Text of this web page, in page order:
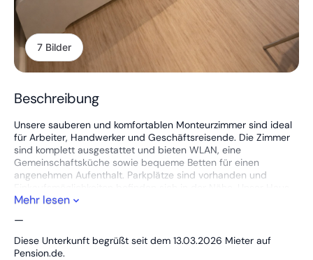
7 Bilder
Beschreibung
Unsere sauberen und komfortablen Monteurzimmer sind ideal
für Arbeiter, Handwerker und Geschäftsreisende. Die Zimmer
sind komplett ausgestattet und bieten WLAN, eine
Gemeinschaftsküche sowie bequeme Betten für einen
angenehmen Aufenthalt. Parkplätze sind vorhanden und
liegt in guter und zentraler Lage, sodass Arbeitsorte schnell
Wir freuen uns auf Ihren Besuch im Hotel Aqua.
Mehr lesen
—
Diese Unterkunft begrüßt seit dem 13.03.2026 Mieter auf
Pension.de.